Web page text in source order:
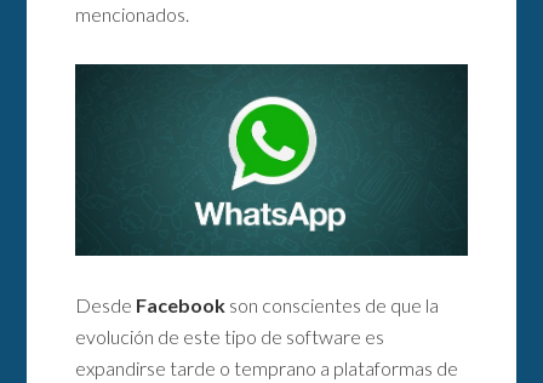
mencionados.
Desde Facebook son conscientes de que la
evolución de este tipo de software es
expandirse tarde o temprano a plataformas de